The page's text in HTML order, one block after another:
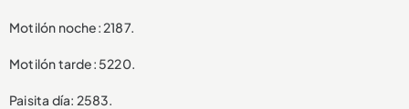
Motilón noche: 2187.
Motilón tarde: 5220.
Paisita día: 2583.